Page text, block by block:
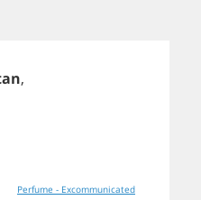
,
Perfume - Excommunicated